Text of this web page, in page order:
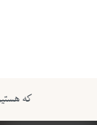
که